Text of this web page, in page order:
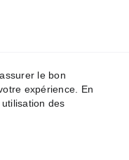
le bon
expérience. En
des